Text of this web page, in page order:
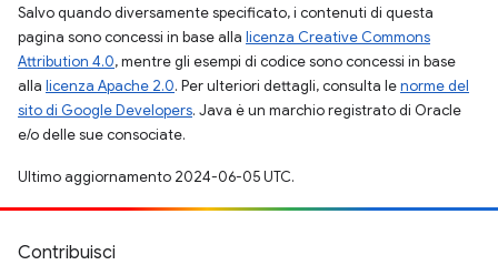
Salvo quando diversamente specificato, i contenuti di questa
pagina sono concessi in base alla licenza Creative Commons
Attribution 4.0, mentre gli esempi di codice sono concessi in base
alla licenza Apache 2.0. Per ulteriori dettagli, consulta lenorme del
sito di Google Developers. Java è un marchio registrato di Oracle
e/o delle sue consociate.
Ultimo aggiornamento 2024-06-05 UTC.
Contribuisci